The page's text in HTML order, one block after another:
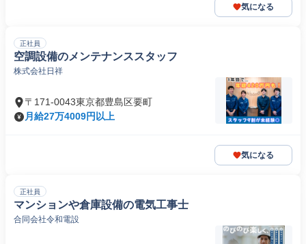
気になる
正社員
空調設備のメンテナンススタッフ
株式会社日祥
〒171-0043東京都豊島区要町
月給27万4009円以上
気になる
正社員
マンションや倉庫設備の電気工事士
合同会社令和電設